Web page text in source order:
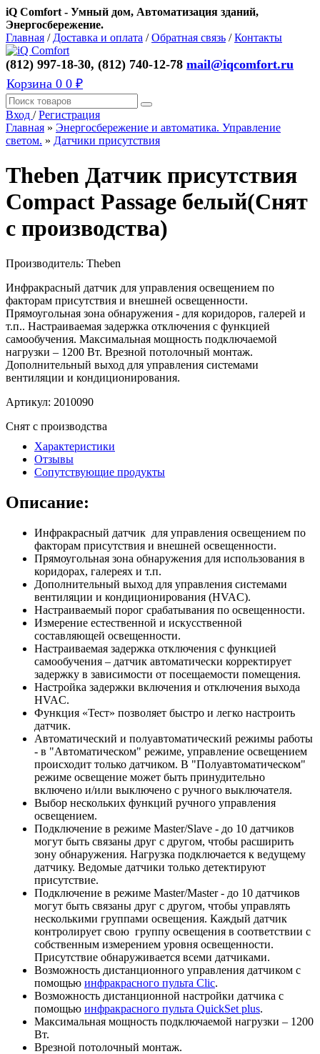
iQ Comfort - Умный дом, Автоматизация зданий,
Энергосбережение.
Главная / Доставка и оплата /Обратная связь /Контакты
(812) 997-18-30, (812) 740-12-78 mail@iqcomfort.ru
Корзина 0 0 ₽
Вход /Регистрация
Главная » Энергосбережение и автоматика. Управление
светом. » Датчики присутствия
Theben Датчик присутствия
Compact Passage белый(Снят
с производства)
Производитель: Theben
Инфракрасный датчик для управления освещением по
факторам присутствия и внешней освещенности.
Прямоугольная зона обнаружения - для коридоров, галерей и
т.п.. Настраиваемая задержка отключения с функцией
самообучения. Максимальная мощность подключаемой
нагрузки – 1200 Вт. Врезной потолочный монтаж.
Дополнительный выход для управления системами
вентиляции и кондиционирования.
Артикул: 2010090
Снят с производства
Характеристики
Отзывы
Сопутствующие продукты
Описание:
Инфракрасный датчик для управления освещением по
факторам присутствия и внешней освещенности.
Прямоугольная зона обнаружения для использования в
коридорах, галереях и т.п.
Дополнительный выход для управления системами
вентиляции и кондиционирования (HVAC).
Настраиваемый порог срабатывания по освещенности.
Измерение естественной и искусственной
составляющей освещенности.
Настраиваемая задержка отключения с функцией
самообучения – датчик автоматически корректирует
задержку в зависимости от посещаемости помещения.
Настройка задержки включения и отключения выхода
HVAC.
Функция «Тест» позволяет быстро и легко настроить
датчик.
Автоматический и полуавтоматический режимы работы
- в "Автоматическом" режиме, управление освещением
происходит только датчиком. В "Полуавтоматическом"
режиме освещение может быть принудительно
включено и/или выключено с ручного выключателя.
Выбор нескольких функций ручного управления
освещением.
Подключение в режиме Master/Slave - до 10 датчиков
могут быть связаны друг с другом, чтобы расширить
зону обнаружения. Нагрузка подключается к ведущему
датчику. Ведомые датчики только детектируют
присутствие.
Подключение в режиме Master/Master - до 10 датчиков
могут быть связаны друг с другом, чтобы управлять
несколькими группами освещения. Каждый датчик
контролирует свою группу освещения в соответствии с
собственным измерением уровня освещенности.
Присутствие обнаруживается всеми датчиками.
Возможность дистанционного управления датчиком с
помощью инфракрасного пульта Clic.
Возможность дистанционной настройки датчика с
помощью инфракрасного пульта QuickSet plus.
Максимальная мощность подключаемой нагрузки – 1200
Вт.
Врезной потолочный монтаж.